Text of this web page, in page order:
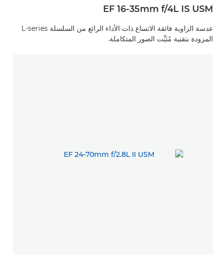
EF 16-35mm f/4L IS USM
عدسة الزاوية فائقة الاتساع ذات الأداء الرائع من السلسلة L-series
المزودة بتقنية مُثبِّت الصور المتكاملة.